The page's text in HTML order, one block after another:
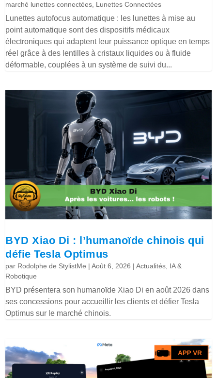
marché lunettes connectées, Lunettes Connectées
Lunettes autofocus automatique : les lunettes à mise au
point automatique sont des dispositifs médicaux
électroniques qui adaptent leur puissance optique en temps
réel grâce à des lentilles à cristaux liquides ou à fluide
déformable, couplées à un système de suivi du...
BYD Xiao Di : l’humanoïde chinois qui
défie Tesla Optimus
par Rodolphe de StylistMe |Août 6, 2026 |Actualités, IA &
Robotique
BYD présentera son humanoïde Xiao Di en août 2026 dans
ses concessions pour accueillir les clients et défier Tesla
Optimus sur le marché chinois.